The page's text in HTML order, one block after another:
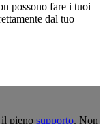
possono fare i tuoi
dal tuo
pieno supporto. Non